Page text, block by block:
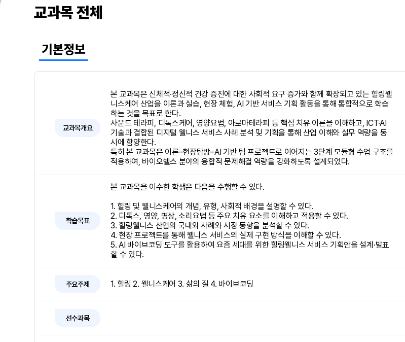
교과목 전체
기본정보
교과목개요
본 교과목은 신체적·정신적 건강 증진에 대한 사회적 요구 증가와 함께 확장되고 있는 힐링웰
니스케어 산업을 이론과 실습, 현장 체험, AI 기반 서비스 기획 활동을 통해 통합적으로 학습
하는 것을 목표로 한다.
사운드 테라피, 디톡스케어, 영양요법, 아로마테라피 등 핵심 치유 이론을 이해하고, ICT·AI
기술과 결합된 디지털 웰니스 서비스 사례 분석 및 기획을 통해 산업 이해와 실무 역량을 동
시에 함양한다.
특히 본 교과목은 이론–현장탐방–AI 기반 팀 프로젝트로 이어지는 3단계 모듈형 수업 구조를
적용하여, 바이오헬스 분야의 융합적 문제해결 역량을 강화하도록 설계되었다.
학습목표
본 교과목을 이수한 학생은 다음을 수행할 수 있다.
1. 힐링 및 웰니스케어의 개념, 유형, 사회적 배경을 설명할 수 있다.
2. 디톡스, 영양, 명상, 소리요법 등 주요 치유 요소를 이해하고 적용할 수 있다.
3. 힐링웰니스 산업의 국내외 사례와 시장 동향을 분석할 수 있다.
4. 현장 프로젝트를 통해 웰니스 서비스의 실제 구현 방식을 이해할 수 있다.
5. AI 바이브코딩 도구를 활용하여 요즘 세대를 위한 힐링웰니스 서비스 기획안을 설계·발표
할 수 있다.
주요주제 1. 힐링 2. 웰니스케어 3. 삶의 질 4. 바이브코딩
선수과목